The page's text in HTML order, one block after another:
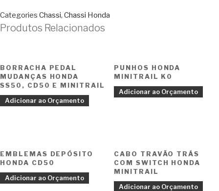
Categories Chassi, Chassi Honda
Produtos Relacionados
BORRACHA PEDAL
MUDANÇAS HONDA
SS50, CD50 E MINITRAIL
Adicionar ao Orçamento
PUNHOS HONDA
MINITRAIL K0
Adicionar ao Orçamento
EMBLEMAS DEPÓSITO
HONDA CD50
Adicionar ao Orçamento
CABO TRAVÃO TRÁS
COM SWITCH HONDA
MINITRAIL
Adicionar ao Orçamento